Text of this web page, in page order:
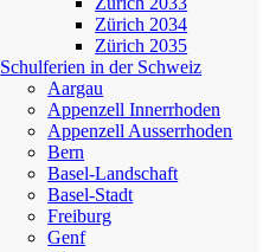
Zürich 2034
Zürich 2035
Schulferien in der Schweiz
Aargau
Appenzell Innerrhoden
Appenzell Ausserrhoden
Bern
Basel-Landschaft
Basel-Stadt
Freiburg
Genf